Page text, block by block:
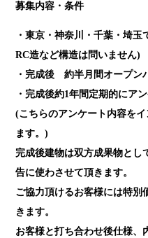
募集内容・条件
・東京・神奈川・千葉・埼玉
RC造など構造は問いません)
・完成後 約半月間オープン
・完成後約1年間定期的にア
(こちらのアンケート内容を
ます。)
完成後建物は双方成果物とし
告に使わさせて頂きます。
ご協力頂けるお客様には特別
きます。
お客様と打ち合わせ後仕様、